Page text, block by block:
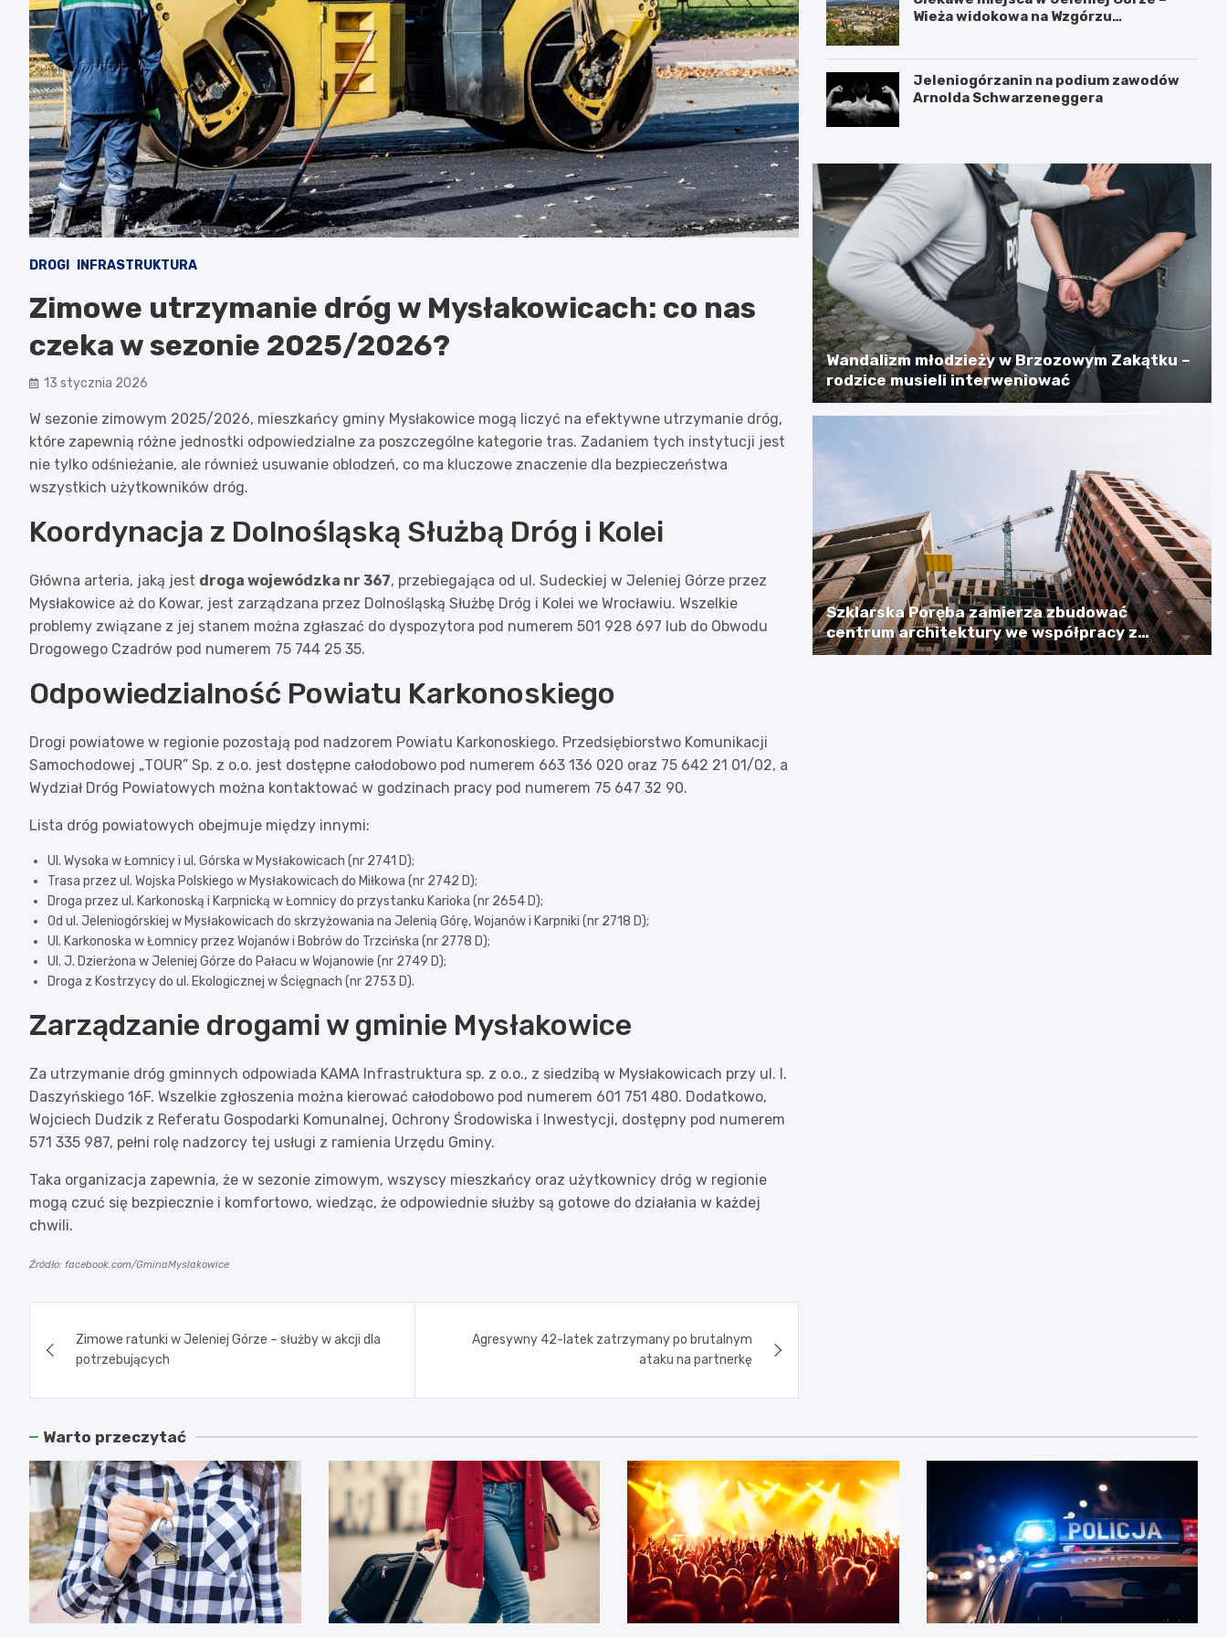
DROGI INFRASTRUKTURA
Zimowe utrzymanie dróg w Mysłakowicach: co nas
czeka w sezonie 2025/2026?
13 stycznia 2026
W sezonie zimowym 2025/2026, mieszkańcy gminy Mysłakowice mogą liczyć na efektywne utrzymanie dróg,
które zapewnią różne jednostki odpowiedzialne za poszczególne kategorie tras. Zadaniem tych instytucji jest
nie tylko odśnieżanie, ale również usuwanie oblodzeń, co ma kluczowe znaczenie dla bezpieczeństwa
wszystkich użytkowników dróg.
Koordynacja z Dolnośląską Służbą Dróg i Kolei
Główna arteria, jaką jest droga wojewódzka nr 367, przebiegająca od ul. Sudeckiej w Jeleniej Górze przez
Mysłakowice aż do Kowar, jest zarządzana przez Dolnośląską Służbę Dróg i Kolei we Wrocławiu. Wszelkie
problemy związane z jej stanem można zgłaszać do dyspozytora pod numerem 501 928 697 lub do Obwodu
Drogowego Czadrów pod numerem 75 744 25 35.
Odpowiedzialność Powiatu Karkonoskiego
Drogi powiatowe w regionie pozostają pod nadzorem Powiatu Karkonoskiego. Przedsiębiorstwo Komunikacji
Samochodowej „TOUR” Sp. z o.o. jest dostępne całodobowo pod numerem 663 136 020 oraz 75 642 21 01/02, a
Wydział Dróg Powiatowych można kontaktować w godzinach pracy pod numerem 75 647 32 90.
Lista dróg powiatowych obejmuje między innymi:
Ul. Wysoka w Łomnicy i ul. Górska w Mysłakowicach (nr 2741 D);
Trasa przez ul. Wojska Polskiego w Mysłakowicach do Miłkowa (nr 2742 D);
Droga przez ul. Karkonoską i Karpnicką w Łomnicy do przystanku Karioka (nr 2654 D);
Od ul. Jeleniogórskiej w Mysłakowicach do skrzyżowania na Jelenią Górę, Wojanów i Karpniki (nr 2718 D);
Ul. Karkonoska w Łomnicy przez Wojanów i Bobrów do Trzcińska (nr 2778 D);
Ul. J. Dzierżona w Jeleniej Górze do Pałacu w Wojanowie (nr 2749 D);
Droga z Kostrzycy do ul. Ekologicznej w Ścięgnach (nr 2753 D).
Zarządzanie drogami w gminie Mysłakowice
Za utrzymanie dróg gminnych odpowiada KAMA Infrastruktura sp. z o.o., z siedzibą w Mysłakowicach przy ul. I.
Daszyńskiego 16F. Wszelkie zgłoszenia można kierować całodobowo pod numerem 601 751 480. Dodatkowo,
Wojciech Dudzik z Referatu Gospodarki Komunalnej, Ochrony Środowiska i Inwestycji, dostępny pod numerem
571 335 987, pełni rolę nadzorcy tej usługi z ramienia Urzędu Gminy.
Taka organizacja zapewnia, że w sezonie zimowym, wszyscy mieszkańcy oraz użytkownicy dróg w regionie
mogą czuć się bezpiecznie i komfortowo, wiedząc, że odpowiednie służby są gotowe do działania w każdej
chwili.
Źródło: facebook.com/GminaMyslakowice
wpisu
Zimowe ratunki w Jeleniej Górze – służby w akcji dla
potrzebujących
Agresywny 42-latek zatrzymany po brutalnym
ataku na partnerkę
Wieża widokowa na Wzgórzu
Jeleniogórzanin na podium zawodów
Arnolda Schwarzeneggera
Wandalizm młodzieży w Brzozowym Zakątku –
rodzice musieli interweniować
Szklarska Poręba zamierza zbudować
centrum architektury we współpracy z
Niemcami, licząc na dotację w wysokości
Warto przeczytać